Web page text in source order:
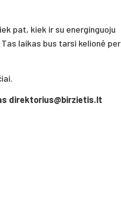
pat, kiek ir su energinguoju
laikas bus tarsi kelionė per
direktorius@birzietis.lt